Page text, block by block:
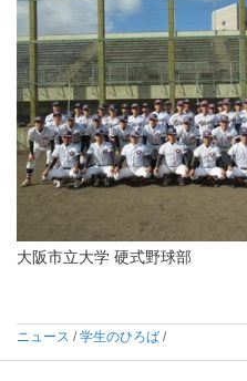
大阪市立大学 硬式野球部
ニュース /学生のひろば /